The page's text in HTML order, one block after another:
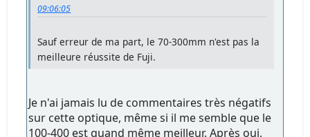
09:06:05
Sauf erreur de ma part, le 70-300mm n'est pas la
meilleure réussite de Fuji.
Je n'ai jamais lu de commentaires très négatifs
sur cette optique, même si il me semble que le
100-400 est quand même meilleur. Après oui,